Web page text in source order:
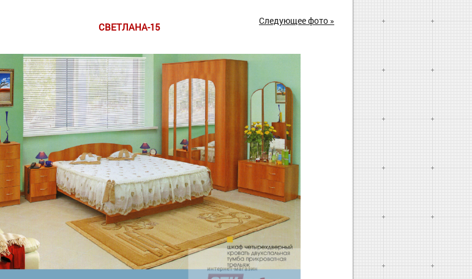
Следующее фото »
СВЕТЛАНА-15